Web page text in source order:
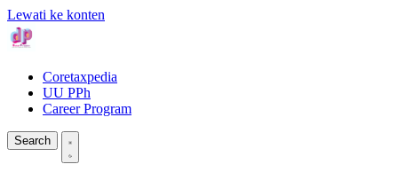
Lewati ke konten
Coretaxpedia
UU PPh
Career Program
Search